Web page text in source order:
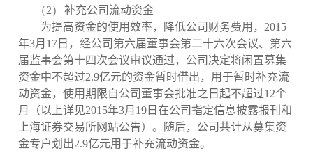
（2）
补充公司流动资金
为提高资金的使用效率，降低公司财务费用， 2015
年3月 17 日，经公司第六届董事会第二十六次会议、第六
届监事会第十四次会议审议通过，公司决定将闲置募集
资金中不超过2.9亿元的资金暂时借出，用于暂时补充流
动资金，使用期限自公司董事会批准之日起不超过12个
月（以上详见2015年3月 19 日在公司指定信息披露报刊和
上海证券交易所网站公告）。随后，公司共计从募集资
金专户划出2.9亿元用于补充流动资金。